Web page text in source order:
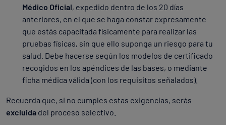
Médico Oficial, expedido dentro de los 20 días
anteriores, en el que se haga constar expresamente
que estás capacitada físicamente para realizar las
pruebas físicas, sin que ello suponga un riesgo para tu
salud. Debe hacerse según los modelos de certificado
recogidos en los apéndices de las bases, o mediante
ficha médica válida (con los requisitos señalados).
Recuerda que, si no cumples estas exigencias, serás
excluida del proceso selectivo.